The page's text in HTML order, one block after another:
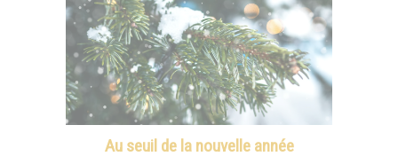
Au seuil de la nouvelle année